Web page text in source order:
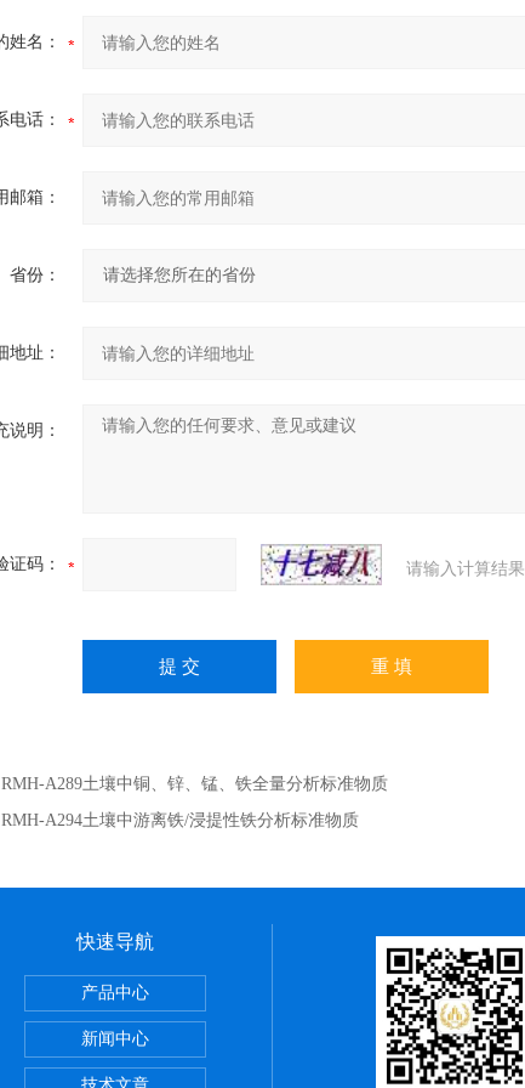
姓名：
电话：
邮箱：
省份：
地址：
说明：
证码： 请输入计算结
RMH-A289土壤中铜、锌、锰、铁全量分析标准物质
RMH-A294土壤中游离铁/浸提性铁分析标准物质
涂层中铅、镉成分分析标准物质
析标准物质
快速导航
产品中心
新闻中心